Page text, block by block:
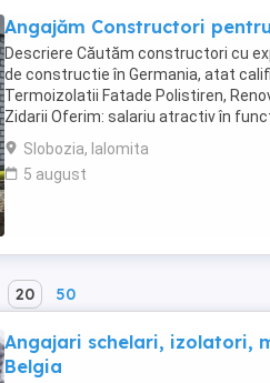
Angajăm Constructori
Descriere Căutăm constructori cu
de constructie în Germania, atat
Termoizolatii Fatade Polistiren,
Zidarii Oferim: salariu atractiv în
NET ( 15,00 ...
Slobozia, Ialomita
5 august
20 50
Angajari schelari, izolatori,
Belgia